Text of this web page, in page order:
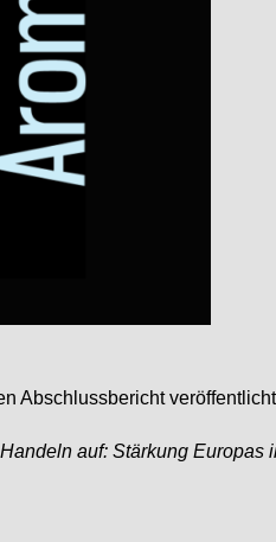
Abschlussbericht
auf: Stärkung Europas